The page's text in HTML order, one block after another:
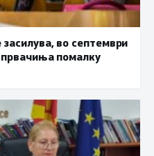
во септември
помалку